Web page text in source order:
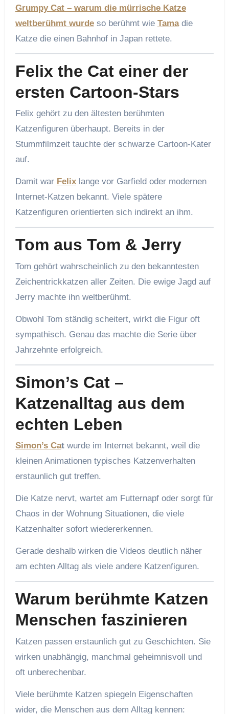
Grumpy Cat – warum die mürrische Katze
weltberühmt wurdeso berühmt wie Tamadie
Katze die einen Bahnhof in Japan rettete.
Felix the Cat einer der
ersten Cartoon-Stars
Felix gehört zu den ältesten berühmten
Katzenfiguren überhaupt. Bereits in der
Stummfilmzeit tauchte der schwarze Cartoon-Kater
auf.
Damit war Felixlange vor Garfield oder modernen
Internet-Katzen bekannt. Viele spätere
Katzenfiguren orientierten sich indirekt an ihm.
Tom aus Tom & Jerry
Tom gehört wahrscheinlich zu den bekanntesten
Zeichentrickkatzen aller Zeiten. Die ewige Jagd auf
Jerry machte ihn weltberühmt.
Obwohl Tom ständig scheitert, wirkt die Figur oft
sympathisch. Genau das machte die Serie über
Jahrzehnte erfolgreich.
Simon’s Cat –
Katzenalltag aus dem
echten Leben
Simon’s Catwurde im Internet bekannt, weil die
kleinen Animationen typisches Katzenverhalten
erstaunlich gut treffen.
Die Katze nervt, wartet am Futternapf oder sorgt für
Chaos in der Wohnung Situationen, die viele
Katzenhalter sofort wiedererkennen.
Gerade deshalb wirken die Videos deutlich näher
am echten Alltag als viele andere Katzenfiguren.
Warum berühmte Katzen
Menschen faszinieren
Katzen passen erstaunlich gut zu Geschichten. Sie
wirken unabhängig, manchmal geheimnisvoll und
oft unberechenbar.
Viele berühmte Katzen spiegeln Eigenschaften
wider, die Menschen aus dem Alltag kennen: